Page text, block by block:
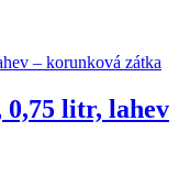
0,75 litr, lahev